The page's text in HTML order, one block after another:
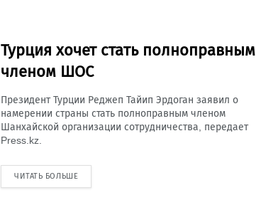
Турция хочет стать полноправным
членом ШОС
Президент Турции Реджеп Тайип Эрдоган заявил о
намерении страны стать полноправным членом
Шанхайской организации сотрудничества, передает
Press.kz.
ЧИТАТЬ БОЛЬШЕ